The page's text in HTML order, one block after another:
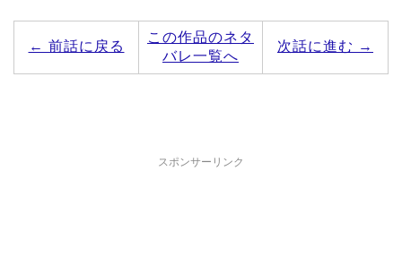
← 前話に戻る
この作品のネタ
バレ一覧へ
次話に進む →
スポンサーリンク